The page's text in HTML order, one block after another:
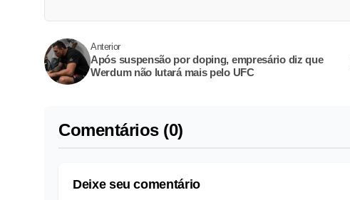
Anterior
Após suspensão por doping, empresário diz que
Werdum não lutará mais pelo UFC
Comentários (0)
Deixe seu comentário